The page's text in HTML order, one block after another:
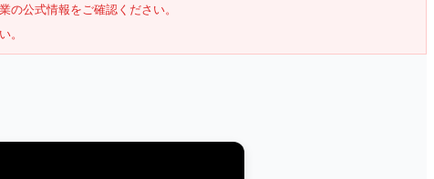
公式情報をご確認ください。
。